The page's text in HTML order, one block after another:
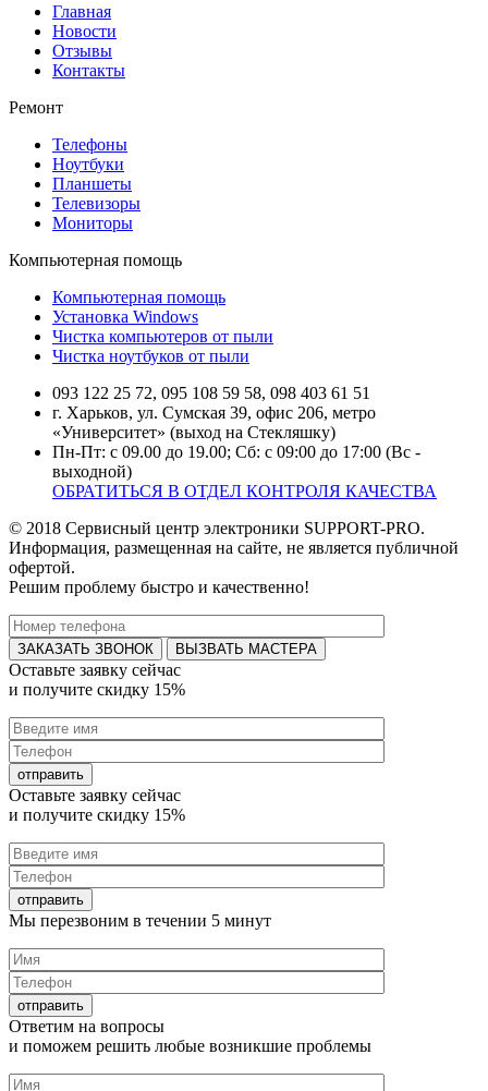
Главная
Новости
Отзывы
Контакты
Ремонт
Телефоны
Ноутбуки
Планшеты
Телевизоры
Мониторы
Компьютерная помощь
Компьютерная помощь
Установка Windows
Чистка компьютеров от пыли
Чистка ноутбуков от пыли
093 122 25 72, 095 108 59 58, 098 403 61 51
г. Харьков, ул. Сумская 39, офис 206, метро
«Университет» (выход на Стекляшку)
Пн-Пт: с 09.00 до 19.00; Сб: с 09:00 до 17:00 (Вс -
выходной)
ОБРАТИТЬСЯ В ОТДЕЛ КОНТРОЛЯ КАЧЕСТВА
© 2018 Сервисный центр электроники SUPPORT-PRO.
Информация, размещенная на сайте, не является публичной
офертой.
Решим проблему быстро и качественно!
ВЫЗВАТЬ МАСТЕРА
Оставьте заявку сейчас
и получите скидку 15%
Оставьте заявку сейчас
и получите скидку 15%
Мы перезвоним в течении 5 минут
Ответим на вопросы
и поможем решить любые возникшие проблемы